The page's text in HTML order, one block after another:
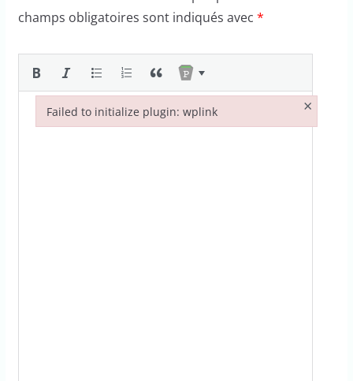
champs obligatoires sont indiqués avec *
Failed to initialize plugin: wplink ×
Failed to initialize plugin: wplink